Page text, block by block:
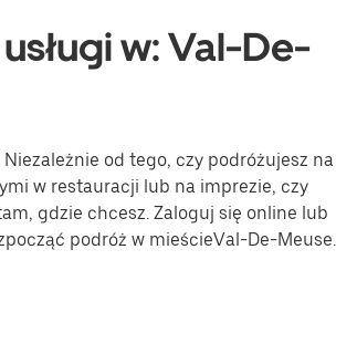
w: Val-De-
od tego, czy podróżujesz na
w restauracji lub na imprezie, czy
gdzie chcesz. Zaloguj się online lub
podróż w mieścieVal-De-Meuse.